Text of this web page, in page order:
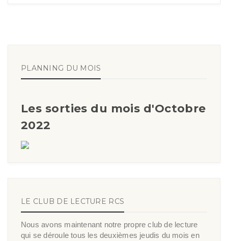
PLANNING DU MOIS
Les sorties du mois d'Octobre
2022
LE CLUB DE LECTURE RCS
Nous avons maintenant notre propre club de lecture
qui se déroule tous les deuxièmes jeudis du mois en